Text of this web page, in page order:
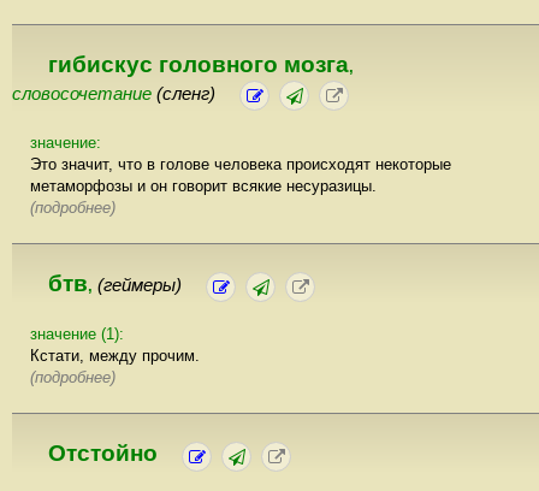
гибискус головного мозга,
словосочетание (сленг)
значение:
Это значит, что в голове человека происходят некоторые
метаморфозы и он говорит всякие несуразицы.
(подробнее)
бтв, (геймеры)
значение (1):
Кстати, между прочим.
(подробнее)
Отстойно